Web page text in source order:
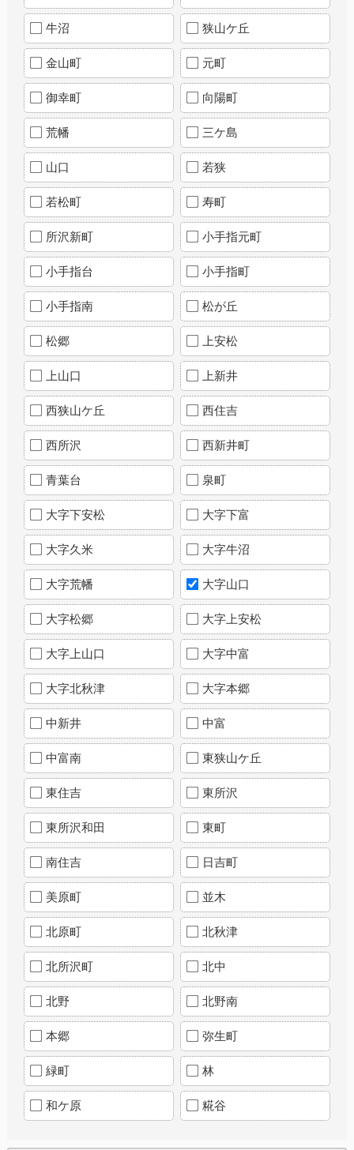
牛沼 狭山ケ丘
金山町 元町
御幸町 向陽町
荒幡 三ケ島
山口 若狭
若松町 寿町
所沢新町 小手指元町
小手指台 小手指町
小手指南 松が丘
松郷 上安松
上山口 上新井
西狭山ケ丘 西住吉
西所沢 西新井町
青葉台 泉町
大字下安松 大字下富
大字久米 大字牛沼
大字荒幡 大字山口
大字松郷 大字上安松
大字上山口 大字中富
大字北秋津 大字本郷
中新井 中富
中富南 東狭山ケ丘
東住吉 東所沢
東所沢和田 東町
南住吉 日吉町
美原町 並木
北原町 北秋津
北所沢町 北中
北野 北野南
本郷 弥生町
緑町 林
和ケ原 糀谷